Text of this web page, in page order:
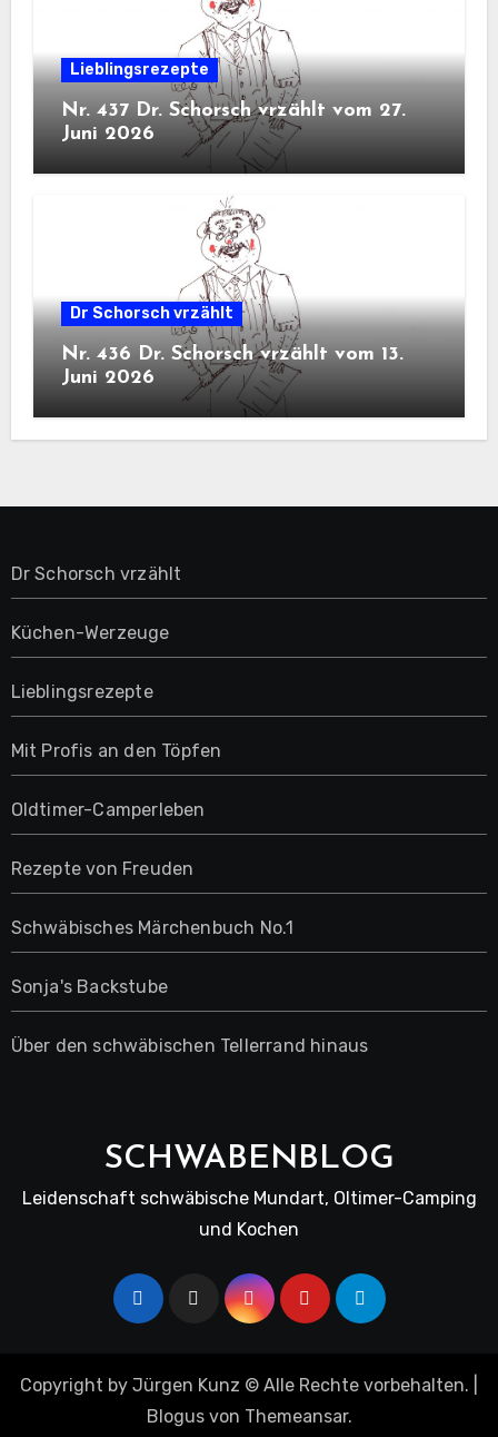
Lieblingsrezepte
Nr. 437 Dr. Schorsch vrzählt vom 27.
Juni 2026
Dr Schorsch vrzählt
Nr. 436 Dr. Schorsch vrzählt vom 13.
Juni 2026
Dr Schorsch vrzählt
Küchen-Werzeuge
Lieblingsrezepte
Mit Profis an den Töpfen
Oldtimer-Camperleben
Rezepte von Freuden
Schwäbisches Märchenbuch No.1
Sonja's Backstube
Über den schwäbischen Tellerrand hinaus
SCHWABENBLOG
Leidenschaft schwäbische Mundart, Oltimer-Camping
und Kochen
Copyright by Jürgen Kunz © Alle Rechte vorbehalten.
Blogusvon Themeansar.